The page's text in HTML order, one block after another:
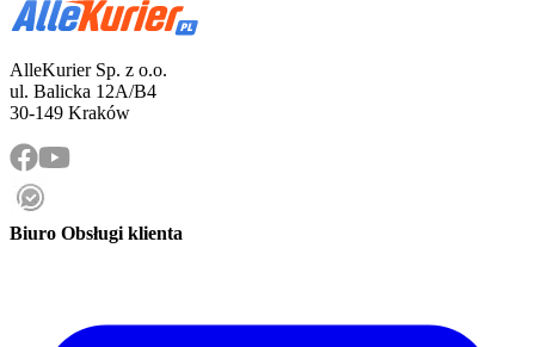
AlleKurier Sp. z o.o.
ul. Balicka 12A/B4
30-149 Kraków
Biuro Obsługi klienta